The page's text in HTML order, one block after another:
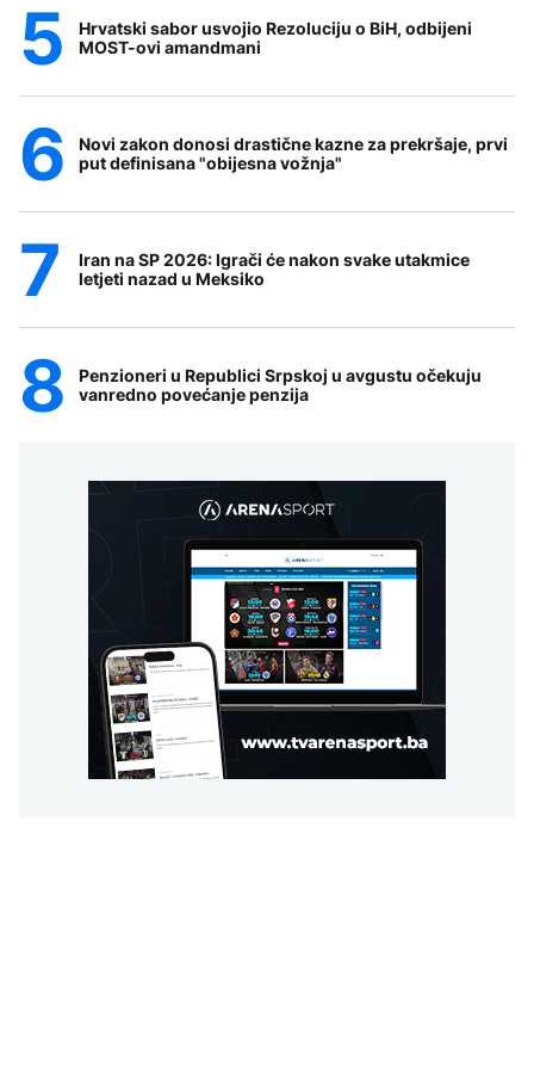
Hrvatski sabor usvojio Rezoluciju o BiH, odbijeni
MOST-ovi amandmani
Novi zakon donosi drastične kazne za prekršaje, prvi
put definisana "obijesna vožnja"
Iran na SP 2026: Igrači će nakon svake utakmice
letjeti nazad u Meksiko
Penzioneri u Republici Srpskoj u avgustu očekuju
vanredno povećanje penzija